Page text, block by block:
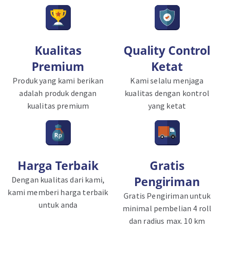
Kualitas
Premium
Produk yang kami berikan
adalah produk dengan
kualitas premium
Quality Control
Ketat
Kami selalu menjaga
kualitas dengan kontrol
yang ketat
Harga Terbaik
Dengan kualitas dari kami,
kami memberi harga terbaik
untuk anda
Gratis
Pengiriman
Gratis Pengiriman untuk
minimal pembelian 4 roll
dan radius max. 10 km